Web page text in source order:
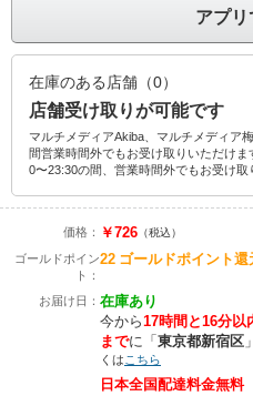
アプリ
在庫のある店舗（0）
店舗受け取りが可能です
マルチメディアAkiba、マルチメディア
間営業時間外でもお受け取りいただけ
0〜23:30の間、営業時間外でもお受け取
価格： ￥726 （税込）
ゴールドポイン
ト：
22 ゴールドポイント還
お届け日： 在庫あり
今から17時間と16分以
までに 「 東京都新宿区
くは こちら
日本全国配達料金無料